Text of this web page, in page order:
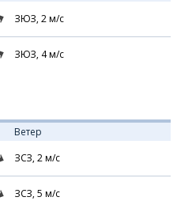
ЗЮЗ, 2м/с
ЗЮЗ, 4м/с
Ветер
ЗСЗ, 2м/с
ЗСЗ, 5 м/с